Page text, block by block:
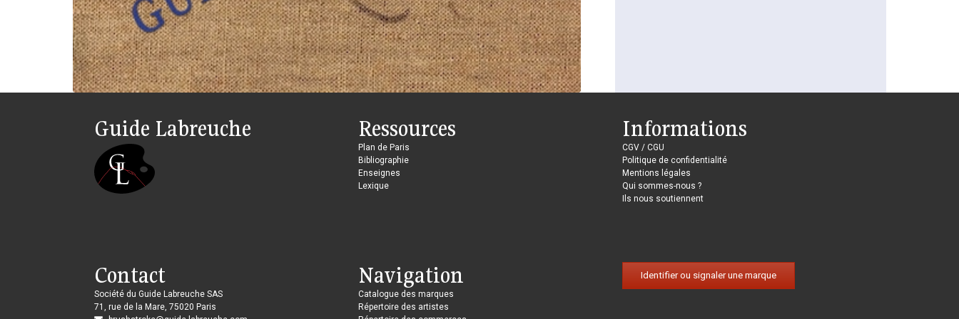
Guide Labreuche Ressources
Plan de Paris
Bibliographie
Enseignes
Lexique
Informations
CGV / CGU
Politique de confidentialité
Mentions légales
Qui sommes-nous ?
Ils nous soutiennent
Contact
Société du Guide Labreuche SAS
71, rue de la Mare, 75020 Paris
Navigation
Catalogue des marques
Répertoire des artistes
Identifier ou signaler une marque